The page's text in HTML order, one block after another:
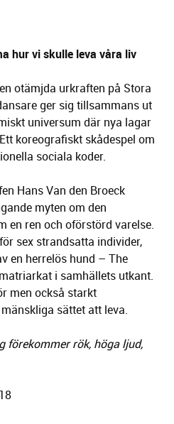
hur vi skulle leva våra liv
otämjda urkraften på Stora
ger sig tillsammans ut
universum där nya lagar
koreografiskt skådespel om
sociala koder.
Hans Van den Broeck
myten om den
en ren och oförstörd varelse.
sex strandsatta individer,
en herrelös hund – The
i samhällets utkant.
men också starkt
sättet att leva.
förekommer rök, höga ljud,